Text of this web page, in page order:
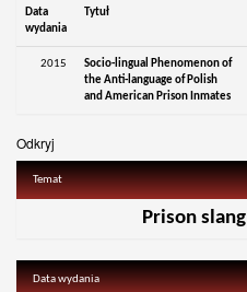
Data
wydania
Tytuł
2015
Socio-lingual Phenomenon of
the Anti-language of Polish
and American Prison Inmates
Odkryj
Temat
Prison slang
Data wydania